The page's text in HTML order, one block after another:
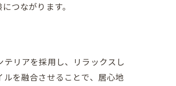
つながります。
リアを採用し、リラックスし
を融合させることで、居心地